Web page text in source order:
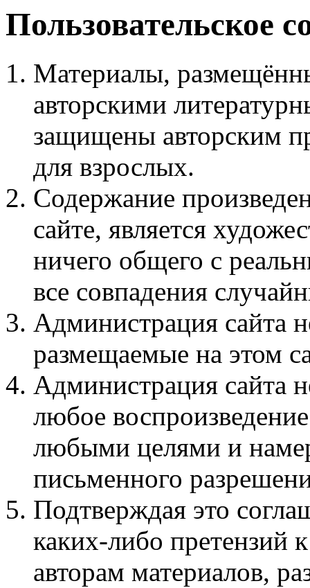
Пользовательское
Материалы,
авторскими
защищены авторским
для взрослых.
Содержание
сайте, является
ничего общего с
все совпадения
Администрация сайта
размещаемые на этом
Администрация сайта
любое
любыми целями и
письменного
Подтверждая это
каких-либо претензий
авторам материалов,